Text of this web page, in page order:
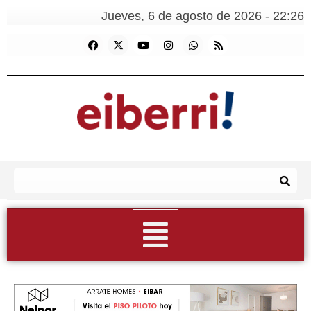
Jueves, 6 de agosto de 2026 - 22:26